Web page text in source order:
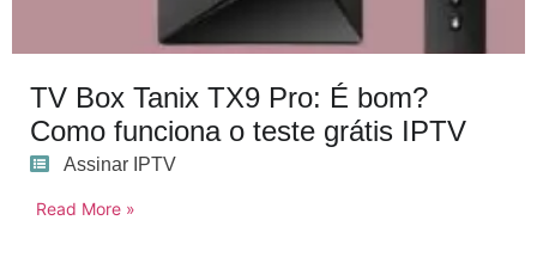
TV Box Tanix TX9 Pro: É bom?
Como funciona o teste grátis IPTV
Assinar IPTV
Read More »